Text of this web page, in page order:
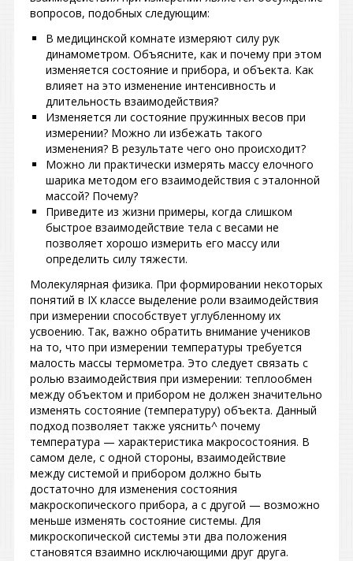
вопросов, подобных следующим:
В медицинской комнате измеряют силу рук
динамометром. Объясните, как и почему при этом
изменяется состояние и прибора, и объекта. Как
влияет на это изменение интенсивность и
длительность взаимодействия?
Изменяется ли состояние пружинных весов при
измерении? Можно ли избежать такого
изменения? В результате чего оно происходит?
Можно ли практически измерять массу елочного
шарика методом его взаимодействия с эталонной
массой? Почему?
Приведите из жизни примеры, когда слишком
быстрое взаимодействие тела с весами не
позволяет хорошо измерить его массу или
определить силу тяжести.
Молекулярная физика. При формировании некоторых
понятий в IX классе выделение роли взаимодействия
при измерении способствует углубленному их
усвоению. Так, важно обратить внимание учеников
на то, что при измерении температуры требуется
малость массы термометра. Это следует связать с
ролью взаимодействия при измерении: теплообмен
между объектом и прибором не должен значительно
изменять состояние (температуру) объекта. Данный
подход позволяет также уяснить^ почему
температура — характеристика макросостояния. В
самом деле, с одной стороны, взаимодействие
между системой и прибором должно быть
достаточно для изменения состояния
макроскопического прибора, а с другой — возможно
меньше изменять состояние системы. Для
микроскопической системы эти два положения
становятся взаимно исключающими друг друга.